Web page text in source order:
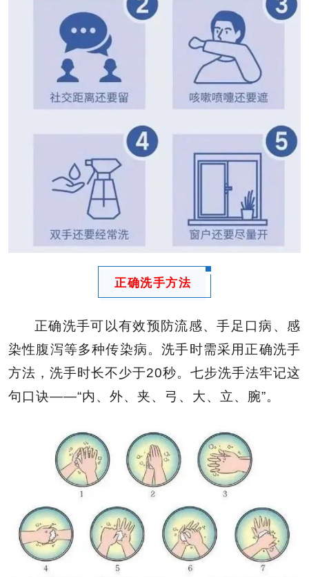
正确洗手方法
正确洗手可以有效预防流感、手足口病、感
染性腹泻等多种传染病。洗手时需采用正确洗手
方法，洗手时长不少于20秒。七步洗手法牢记这
句口诀——“内、外、夹、弓、大、立、腕”。